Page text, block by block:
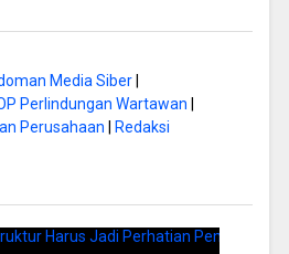
Media Siber|
Perlindungan Wartawan
Perusahaan
Redaksi